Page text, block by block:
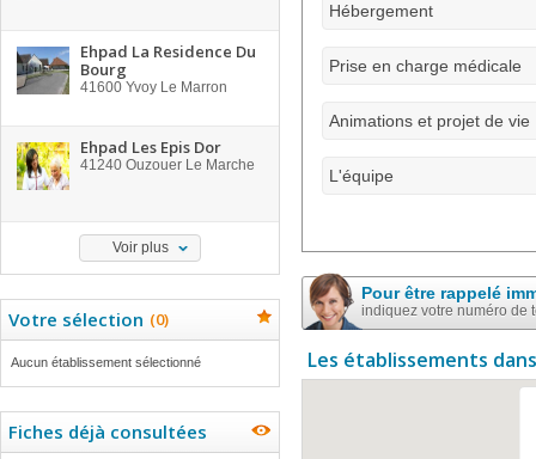
Ehpad La Residence Du
Bourg
41600 Yvoy Le Marron
Ehpad Les Epis Dor
41240 Ouzouer Le Marche
Voir plus
Votre sélection (0)
Aucun établissement sélectionné
Fiches déjà consultées
Hébergement
Prise en charge médicale
Animations et projet de vie
L'équipe
Pour être rappelé
indiquez votre numéro de
Les établissements